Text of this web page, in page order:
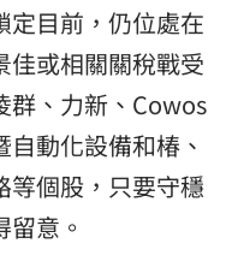
定目前，仍位處在
佳或相關關稅戰受
群、力新、Cowos
動化設備和椿、
等個股，只要守穩
意。